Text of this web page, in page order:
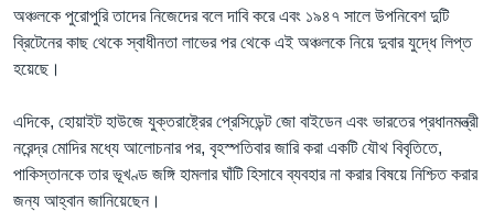
অঞ্চলকে পুরোপুরি তাদের নিজেদের বলে দাবি করে এবং ১৯৪৭ সালে উপনিবেশ দুটি
ব্রিটেনের কাছ থেকে স্বাধীনতা লাভের পর থেকে এই অঞ্চলকে নিয়ে দুবার যুদ্ধে লিপ্ত
হয়েছে।
এদিকে, হোয়াইট হাউজে যুক্তরাষ্ট্রের প্রেসিডেন্ট জো বাইডেন এবং ভারতের প্রধানমন্ত্রী
নরেন্দ্র মোদির মধ্যে আলোচনার পর, বৃহস্পতিবার জারি করা একটি যৌথ বিবৃতিতে,
পাকিস্তানকে তার ভূখণ্ড জঙ্গি হামলার ঘাঁটি হিসাবে ব্যবহার না করার বিষয়ে নিশ্চিত করার
জন্য আহ্বান জানিয়েছেন।